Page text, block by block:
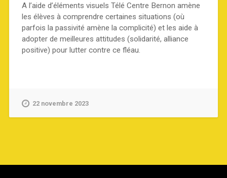
A l’aide d’éléments visuels Télé Centre Bernon amène
les élèves à comprendre certaines situations (où
parfois la passivité amène la complicité) et les aide à
adopter de meilleures attitudes (solidarité, alliance
positive) pour lutter contre ce fléau.
22 novembre 2023